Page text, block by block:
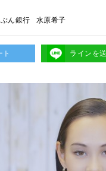
ん銀行 水原希子
ト ラインを